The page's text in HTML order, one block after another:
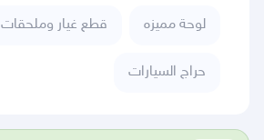
لوحة مميزه قطع غيار وملحقات
حراج السيارات